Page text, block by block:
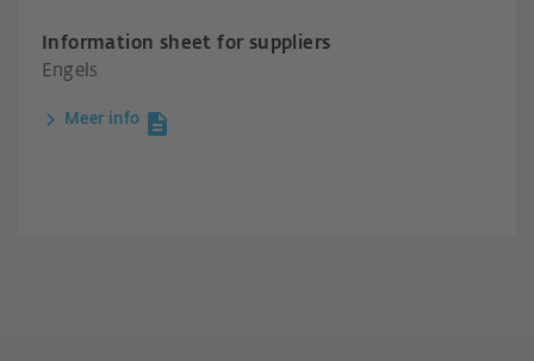
Information sheet for suppliers
Engels
Meer info